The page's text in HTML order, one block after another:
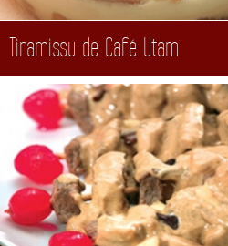
Tiramissu de Café Utam